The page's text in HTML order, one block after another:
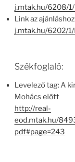
j.mtak.hu/6208/
Link az
j.mtak.hu/6202/
Székfoglaló:
Levelező tag: A
Mohács előtt
http://real-
eod.mtak.hu/
pdf#page=243